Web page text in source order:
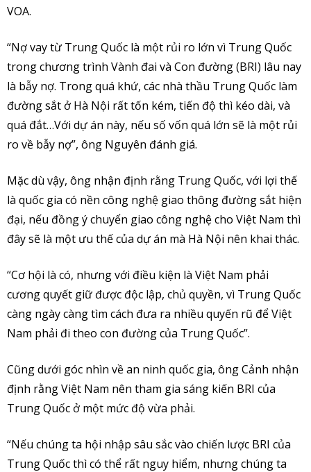
VOA.
“Nợ vay từ Trung Quốc là một rủi ro lớn vì Trung Quốc
trong chương trình Vành đai và Con đường (BRI) lâu nay
là bẫy nợ. Trong quá khứ, các nhà thầu Trung Quốc làm
đường sắt ở Hà Nội rất tốn kém, tiến độ thì kéo dài, và
quá đắt…Với dự án này, nếu số vốn quá lớn sẽ là một rủi
ro về bẫy nợ”, ông Nguyên đánh giá.
Mặc dù vậy, ông nhận định rằng Trung Quốc, với lợi thế
là quốc gia có nền công nghệ giao thông đường sắt hiện
đại, nếu đồng ý chuyển giao công nghệ cho Việt Nam thì
đây sẽ là một ưu thế của dự án mà Hà Nội nên khai thác.
“Cơ hội là có, nhưng với điều kiện là Việt Nam phải
cương quyết giữ được độc lập, chủ quyền, vì Trung Quốc
càng ngày càng tìm cách đưa ra nhiều quyến rũ để Việt
Nam phải đi theo con đường của Trung Quốc”.
Cũng dưới góc nhìn về an ninh quốc gia, ông Cảnh nhận
định rằng Việt Nam nên tham gia sáng kiến BRI của
Trung Quốc ở một mức độ vừa phải.
“Nếu chúng ta hội nhập sâu sắc vào chiến lược BRI của
Trung Quốc thì có thể rất nguy hiểm, nhưng chúng ta